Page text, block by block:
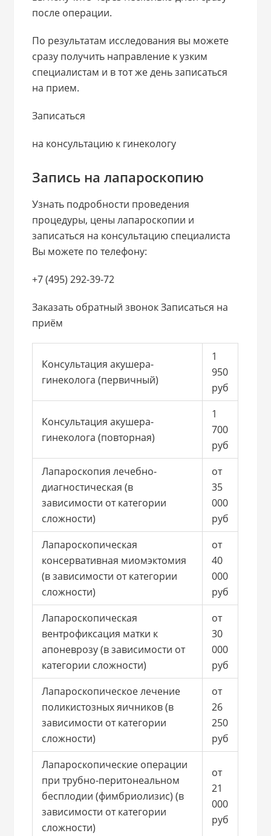
после операции.
По результатам исследования вы можете
сразу получить направление к узким
специалистам и в тот же день записаться
на прием.
Записаться
на консультацию к гинекологу
Запись на лапароскопию
Узнать подробности проведения
процедуры, цены лапароскопии и
записаться на консультацию специалиста
Вы можете по телефону:
+7 (495) 292-39-72
Заказать обратный звонок Записаться на
приём
Консультация акушера-
гинеколога (первичный)
1
950
руб
Консультация акушера-
гинеколога (повторная)
1
700
руб
Лапароскопия лечебно-
диагностическая (в
зависимости от категории
сложности)
от
35
000
руб
Лапароскопическая
консервативная миомэктомия
(в зависимости от категории
сложности)
от
40
000
руб
Лапароскопическая
вентрофиксация матки к
апоневрозу (в зависимости от
категории сложности)
от
30
000
руб
Лапароскопическое лечение
поликистозных яичников (в
зависимости от категории
сложности)
от
26
250
руб
Лапароскопические операции
при трубно-перитонеальном
бесплодии (фимбриолизис) (в
зависимости от категории
сложности)
от
21
000
руб